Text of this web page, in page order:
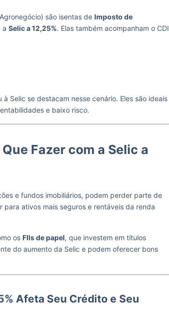
são isentas de Imposto de
a Selic a 12,25%. Elas também acompanham o CDI
Selic se destacam nesse cenário. Eles são ideais
e baixo risco.
Fazer com a Selic a
e fundos imobiliários, podem perder parte de
ativos mais seguros e rentáveis da renda
os FIIs de papel, que investem em títulos
do aumento da Selic e podem oferecer bons
Afeta Seu Crédito e Seu